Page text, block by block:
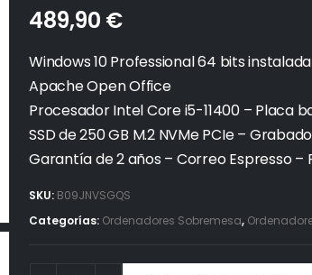
489,90 €
Windows 10 Professional 64 bits
Apache Open Office
Procesador Intel Core i5-11400 – Placa
SSD de 250 GB M.2 NVMe PCIe –
Garantía de 2 años – Correo Espresso –
SKU: B09JNVSGQS
Categorías: Ordenadores Sobremesa,